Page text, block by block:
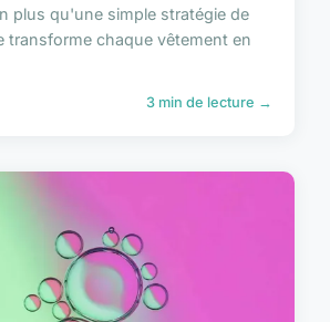
plus qu'une simple stratégie de
transforme chaque vêtement en
3 min de lecture →